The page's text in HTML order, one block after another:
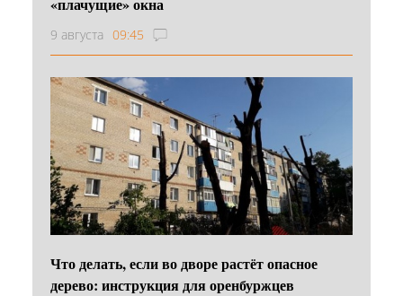
9 августа 09:45
Что делать, если во дворе растёт опасное
дерево: инструкция для оренбуржцев